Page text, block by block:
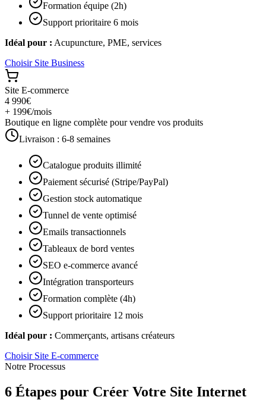
Formation équipe (2h)
Support prioritaire 6 mois
Idéal pour : Acupuncture, PME, services
Choisir Site Business
Site E-commerce
4 990€
+ 199€/mois
Boutique en ligne complète pour vendre vos produits
Livraison : 6-8 semaines
Catalogue produits illimité
Paiement sécurisé (Stripe/PayPal)
Gestion stock automatique
Tunnel de vente optimisé
Emails transactionnels
Tableaux de bord ventes
SEO e-commerce avancé
Intégration transporteurs
Formation complète (4h)
Support prioritaire 12 mois
Idéal pour : Commerçants, artisans créateurs
Choisir Site E-commerce
Notre Processus
6 Étapes pour Créer Votre Site Internet